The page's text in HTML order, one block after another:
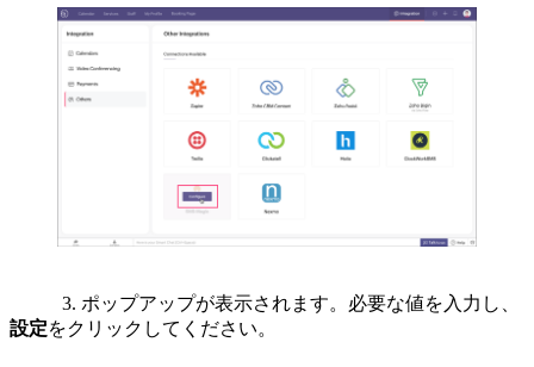
3. ポップアップが表示されます。必要な値を入力し、
設定をクリックしてください。